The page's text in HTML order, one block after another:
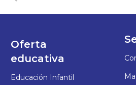
Oferta
educativa
Educación Infantil